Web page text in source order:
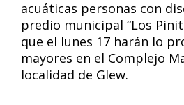
acuáticas personas con
predio municipal “Los
que el lunes 17 harán lo
mayores en el Complejo
localidad de Glew.